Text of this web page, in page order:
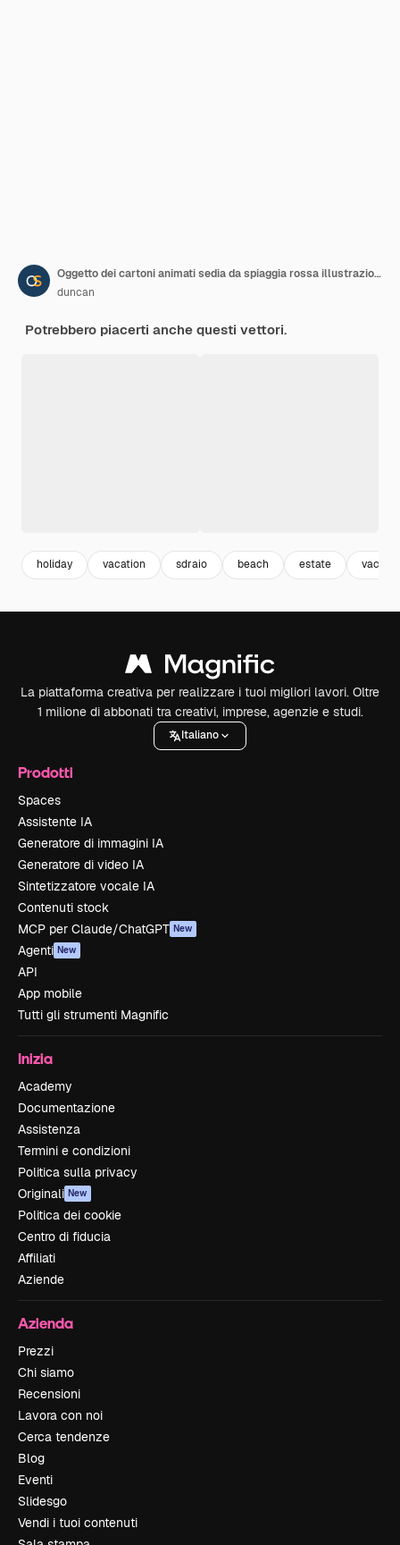
Oggetto dei cartoni animati sedia da spiaggia rossa illustrazione isolata
duncan
Potrebbero piacerti anche questi vettori.
holiday vacation sdraio beach estate
La piattaforma creativa per realizzare i tuoi migliori lavori. Oltre
1 milione di abbonati tra creativi, imprese, agenzie e studi.
Italiano
Prodotti
Spaces
Assistente IA
Generatore di immagini IA
Generatore di video IA
Sintetizzatore vocale IA
Contenuti stock
MCP per Claude/ChatGPT New
Agenti New
API
App mobile
Tutti gli strumenti Magnific
Inizia
Academy
Documentazione
Assistenza
Termini e condizioni
Politica sulla privacy
Originali New
Politica dei cookie
Centro di fiducia
Affiliati
Aziende
Azienda
Prezzi
Chi siamo
Recensioni
Lavora con noi
Cerca tendenze
Blog
Eventi
Slidesgo
Vendi i tuoi contenuti